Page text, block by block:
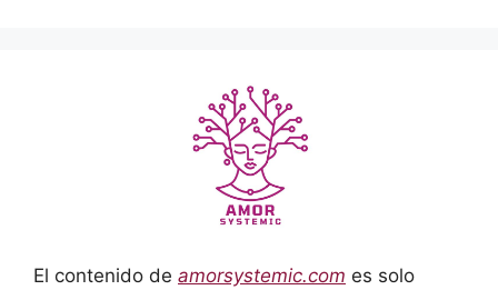
El contenido de amorsystemic.com es solo